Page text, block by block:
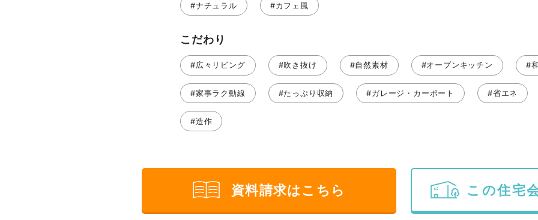
#ナチュラル #カフェ風
こだわり
#広々リビング #吹き抜け #自然素材 #オープンキッチン #
#家事ラク動線 #たっぷり収納 #ガレージ・カーポート #省エネ
#造作
資料請求はこちら この住宅